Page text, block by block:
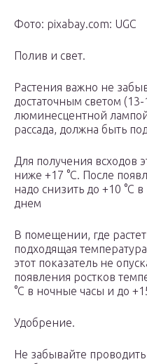
Фото: pixabay.com: UGC
Полив и свет.
Растения важно не
достаточным светом
люминесцентной
рассада, должна быть
Для получения всходов
ниже +17 °С. После
надо снизить до +10 °С
днем
В помещении, где
подходящая
этот показатель не
появления ростков
°С в ночные часы и до
Удобрение.
Не забывайте